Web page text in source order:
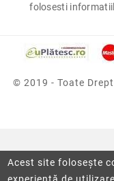
Acest site folosește
folosesti
© 2019 - Toate